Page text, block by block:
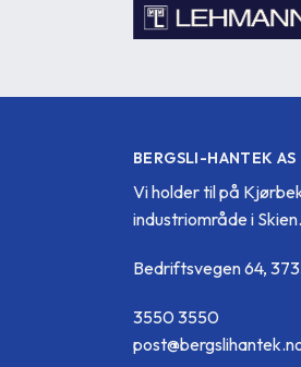
BERGSLI-HANTEK AS
Vi holder til på
industriområde i Skien.
Bedriftsvegen 64,
3550 3550